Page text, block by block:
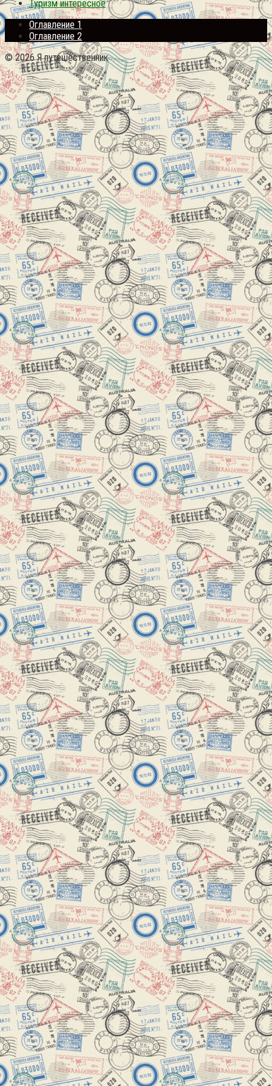
Туризм интересное
Оглавление 1
Оглавление 2
© 2026 Я путешественник